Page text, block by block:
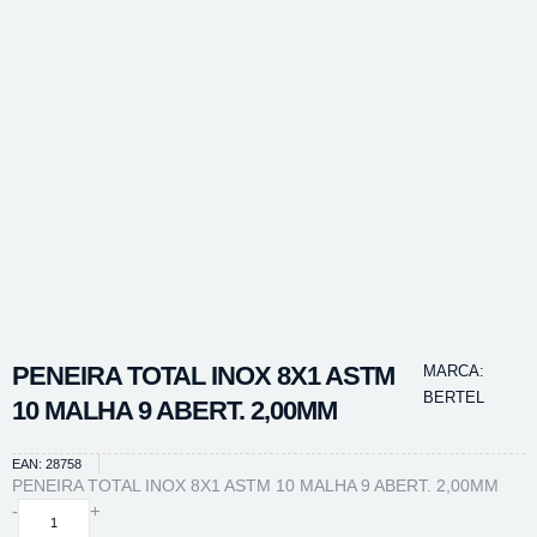
PENEIRA TOTAL INOX 8X1 ASTM
10 MALHA 9 ABERT. 2,00MM
MARCA:
BERTEL
EAN: 28758
PENEIRA TOTAL INOX 8X1 ASTM 10 MALHA 9 ABERT. 2,00MM
-
PENEIRA +